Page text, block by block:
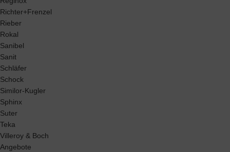
Richter+Frenzel
Rieber
Rokal
Sanibel
Sanit
Schläfer
Schock
Similor-Kugler
Sphinx
Suter
Teka
Villeroy & Boch
Angebote